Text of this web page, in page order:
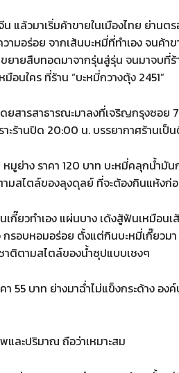
แล้วมาเริ่มค้าขายในเมืองไทย ย่านต
ามอร่อย จากเส้นบะหมี่ที่ทำเอง จนค้า
ยายสืบทอดมาจากรุ่นสู่รุ่น จนมาจบที่
อนใคร ที่ร้าน “บะหมี่กวางตุ้ง 2451”
ยสารสาธารณะมาลงที่เจริญกรุงซอย
ะร้านปิด 20:00 น. บรรยากาศร้านเ
มูย่าง ราคา 120 บาท บะหมี่คลุกน้ำมั
มสไตล์ของลุงดุลย์ ที่จะต้องกินแห้งก่
เกี๊ยวทำเอง แผ่นบาง เด้งสู้ฟันเหมือนเ
รอบหอมอร่อย ตั้งแต่กินบะหมี่เกี๊ยวม
ติตามสไตล์ของน้ำซุปแบบเชงๆ
55 บาท ย่างมาฉ่ำไม่แข็งกระด้าง อ
ละปริมาณ ถือว่าเหมาะสม